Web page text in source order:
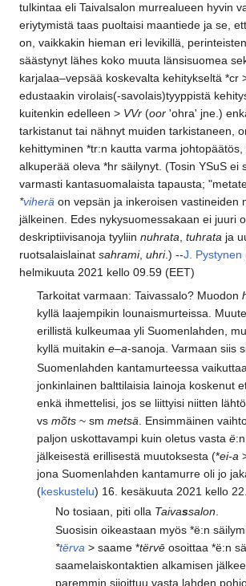
tulkintaa eli Taivalsalon murrealueen hyvin
eriytymistä taas puoltaisi maantiede ja se,
on, vaikkakin hieman eri levikillä,
säästynyt lähes koko muuta länsisuomea
karjalaa–vepsää koskevalta kehitykseltä *cr
edustaakin virolais(-savolais)tyyppistä
kuitenkin edelleen > VVr (oor 'ohra' jne.)
tarkistanut tai nähnyt muiden tarkistaneen,
kehittyminen *tr:n kautta varma
alkuperää oleva *hr säilynyt. (Tosin YSuS ei
varmasti kantasuomalaista tapausta;
*viherä on vepsän ja inkeroisen vastineiden
jälkeinen. Edes nykysuomessakaan ei juuri
deskriptiivisanoja tyyliin nuhrata, tuhrata ja
ruotsalaislainat sahrami, uhri.) --J. Pystynen
helmikuuta 2021 kello 09.59 (EET)
Tarkoitat varmaan: Taivassalo? Muodon
kyllä laajempikin lounaismurteissa.
erillistä kulkeumaa yli Suomenlahden,
kyllä muitakine–a-sanoja. Varmaan siis
Suomenlahden kantamurteessa
jonkinlainen balttilaisia lainoja koskenut
enkä ihmettelisi, jos se liittyisi niitten
vsmõts ~ smmetsä . Ensimmäinen
paljon uskottavampi kuin oletus vastaë
jälkeisestä erillisestä muutoksesta (*ei-a
jona Suomenlahden kantamurre oli jo
(keskustelu) 16. kesäkuuta 2021 kello
No tosiaan, piti olla Taivassalon
Suosisin oikeastaan myös *ë:n
*tërva > saame *tërvēosoittaa *ë:n
saamelaiskontaktien alkamisen
paremmin sijoittuu vasta lahden